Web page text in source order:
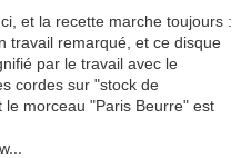
et la recette marche toujours :
travail remarqué, et ce disque
par le travail avec le
cordes sur "stock de
morceau "Paris Beurre" est